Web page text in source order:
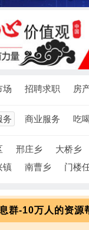
场 招聘求职 房
务 商业服务 吃
邢庄乡 大桥乡
镇 南曹乡 门楼
群-10万人的资源